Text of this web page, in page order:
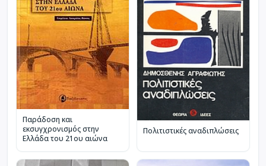
Παράδοση και
εκσυγχρονισμός στην
Ελλάδα του 21ου αιώνα
Πολιτιστικές αναδιπλώσεις